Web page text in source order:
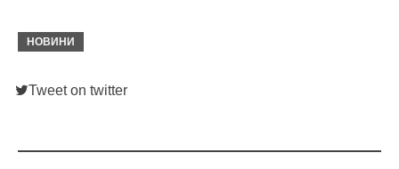
НОВИНИ
Tweet on twitter